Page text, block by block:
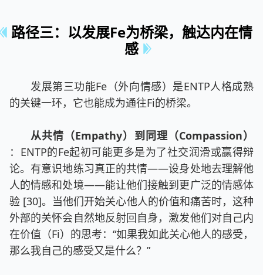
路径三：以发展Fe为桥梁，触达内在情
感
发展第三功能Fe（外向情感）是ENTP人格成熟
的关键一环，它也能成为通往Fi的桥梁。
从共情（Empathy）到同理（Compassion）
：ENTP的Fe起初可能更多是为了社交润滑或赢得辩
论。有意识地练习真正的共情——设身处地去理解他
人的情感和处境——能让他们接触到更广泛的情感体
验 [30]。当他们开始关心他人的价值和痛苦时，这种
外部的关怀会自然地反射回自身，激发他们对自己内
在价值（Fi）的思考：“如果我如此关心他人的感受，
那么我自己的感受又是什么？”